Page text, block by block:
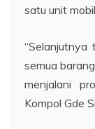
satu unit
semua
menjalani
Kompol Gde